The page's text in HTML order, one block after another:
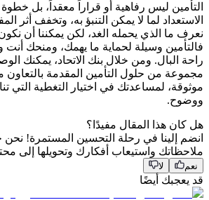
التأمين ليس رفاهية أو قراراً معقداً، بل
الاستعداد لما لا يمكن التنبؤ به، وتخفف أثر
نعرف ما الذي يحمله الغد، لكن يمكننا أن نكون
فالتأمين وسيلة لحماية ما يهمك، ومنحك أنت
راحة البال. ومن خلال بنك الاتحاد، يمكنك
مجموعة من حلول التأمين المقدمة
موثوقة، لمساعدتك في اختيار التغطية التي
ووضوح.
هل كان هذا المقال مفيدًا؟
انضم إلينا في رحلة التحسين المستمرة!
ملاحظاتك واستيعاب أفكارك وتحويلها إلى
نعم لا
قد يعجبك أيضًا